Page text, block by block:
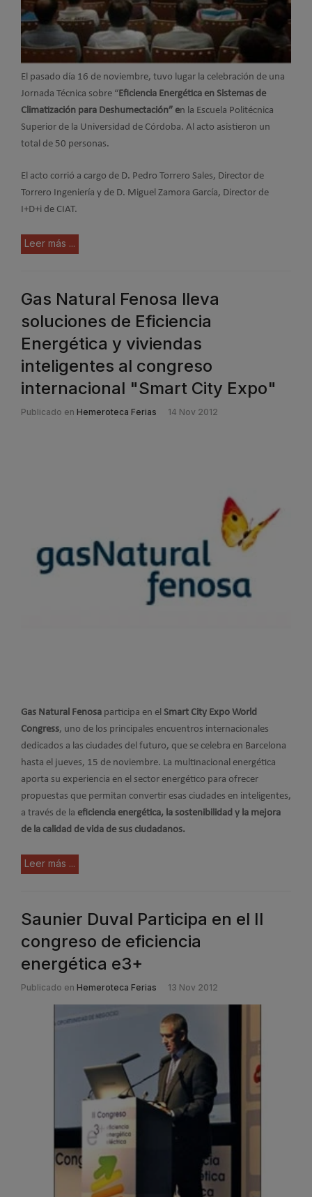
El pasado día 16 de noviembre, tuvo lugar la celebración de una
Jornada Técnica sobre “ Eficiencia Energética en Sistemas de
Climatización para Deshumectación” en la Escuela Politécnica
Superior de la Universidad de Córdoba. Al acto asistieron un
total de 50 personas.
El acto corrió a cargo de D. Pedro Torrero Sales, Director de
Torrero Ingeniería y de D. Miguel Zamora García, Director de
I+D+i de CIAT.
Leer más ...
Gas Natural Fenosa lleva
soluciones de Eficiencia
Energética y viviendas
inteligentes al congreso
internacional "Smart City Expo"
Publicado en Hemeroteca Ferias 14 Nov 2012
Gas Natural Fenosa participa en el Smart City Expo World
Congress, uno de los principales encuentros internacionales
dedicados a las ciudades del futuro, que se celebra en Barcelona
hasta el jueves, 15 de noviembre. La multinacional energética
aporta su experiencia en el sector energético para ofrecer
propuestas que permitan convertir esas ciudades en inteligentes,
a través de la eficiencia energética, la sostenibilidad y la mejora
de la calidad de vida de sus ciudadanos.
Leer más ...
Saunier Duval Participa en el II
congreso de eficiencia
energética e3+
Publicado en Hemeroteca Ferias 13 Nov 2012